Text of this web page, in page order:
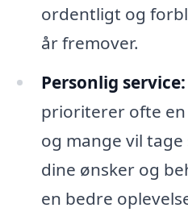
ordentligt og
år fremover.
Personlig service:
prioriterer ofte
og mange vil
dine ønsker og
en bedre